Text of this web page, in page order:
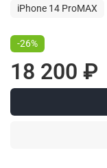
iPhone 14 ProMAX
-26%
18 200 ₽